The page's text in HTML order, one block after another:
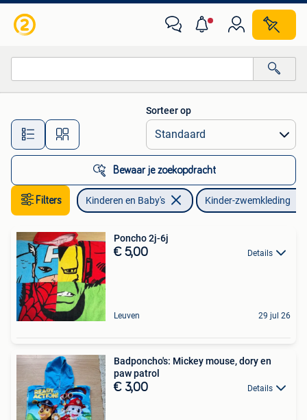
Alle afstanden…
Sorteer op
Bewaar je zoekopdracht
Filters Kinderen en Baby's Kinder-zwemkleding
Poncho 2j-6j
€ 5,00 Details
Leuven 29 jul 26
Badponcho's: Mickey mouse, dory en
paw patrol
€ 3,00 Details